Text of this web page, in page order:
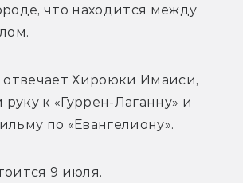
что находится между
Хироюки Имаиси,
к «Гуррен-Лаганну» и
по «Евангелиону».
9 июля.